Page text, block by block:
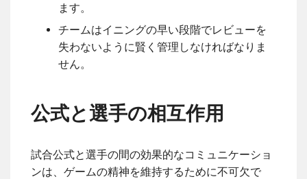
ます。
チームはイニングの早い段階でレビューを
失わないように賢く管理しなければなりま
せん。
公式と選手の相互作用
試合公式と選手の間の効果的なコミュニケーショ
ンは、ゲームの精神を維持するために不可欠で